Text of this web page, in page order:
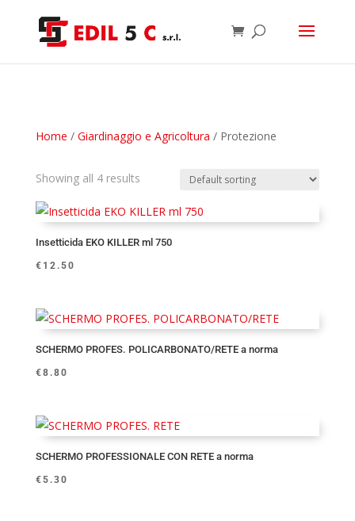
Home / Giardinaggio e Agricoltura / Protezione
Showing all 4 results
Insetticida EKO KILLER ml 750
€ 12.50
SCHERMO PROFES. POLICARBONATO/RETE a norma
€8.80
SCHERMO PROFESSIONALE CON RETE a norma
€5.30